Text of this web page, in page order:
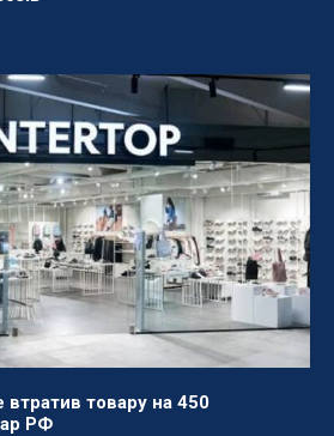
втратив товару на 450
РФ